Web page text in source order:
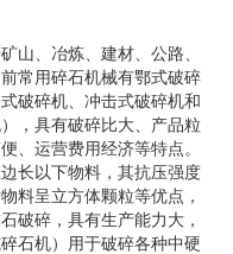
山、冶炼、建材、公路、
常用碎石机械有鄂式破碎
破碎机、冲击式破碎机和
，具有破碎比大、产品粒
、运营费用经济等特点。
长以下物料，其抗压强度
料呈立方体颗粒等优点，
破碎，具有生产能力大，
石机）用于破碎各种中硬